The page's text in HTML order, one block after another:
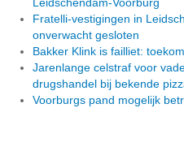
Fratelli-vestigingen in
onverwacht gesloten
Bakker Klink is failliet:
Jarenlange celstraf voor
drugshandel bij bekende
Voorburgs pand mogelijk